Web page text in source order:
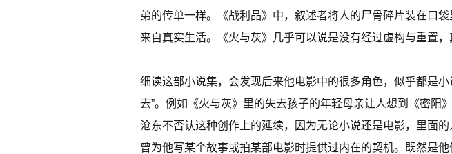
弟的传单一样。《战利品》中，叙述者将人的尸骨碎片装在口
来自真实生活。《火与灰》几乎可以说是没有经过虚构与重置
细读这部小说集，会发现后来他电影中的很多角色，似乎都是
去”。例如《火与灰》里的失去孩子的年轻母亲让人想到《密
沧东不否认这种创作上的延续，因为无论小说还是电影，里面
曾为他写某个故事或拍某部电影时提供过内在的契机。既然是